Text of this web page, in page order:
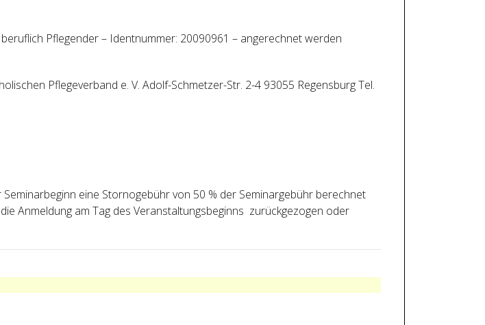
Pflegender – Identnummer: 20090961 – angerechnet werden
Pflegeverband e. V. Adolf-Schmetzer-Str. 2-4 93055 Regensburg Tel.
eine Stornogebühr von 50 % der Seminargebühr berechnet
Anmeldung am Tag des Veranstaltungsbeginns zurückgezogen oder